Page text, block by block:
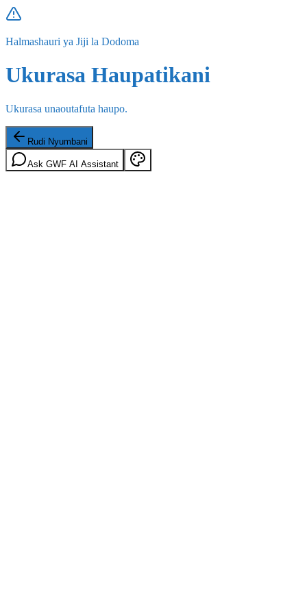
Halmashauri ya Jiji la Dodoma
Ukurasa Haupatikani
Ukurasa unaoutafuta haupo.
Rudi Nyumbani
Ask GWF AI Assistant